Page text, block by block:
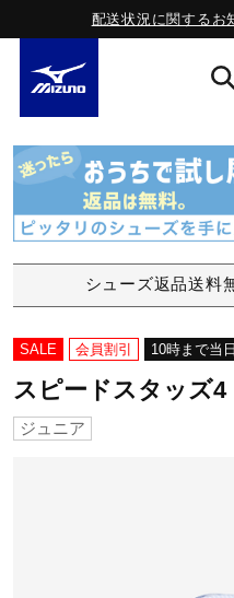
配送状況に関するお
スニーカー
ライフスタイル
サッカー／フット
シューズ返品送料
SALE 会員割引 10時まで当
スピードスタッズ4
ジュニア